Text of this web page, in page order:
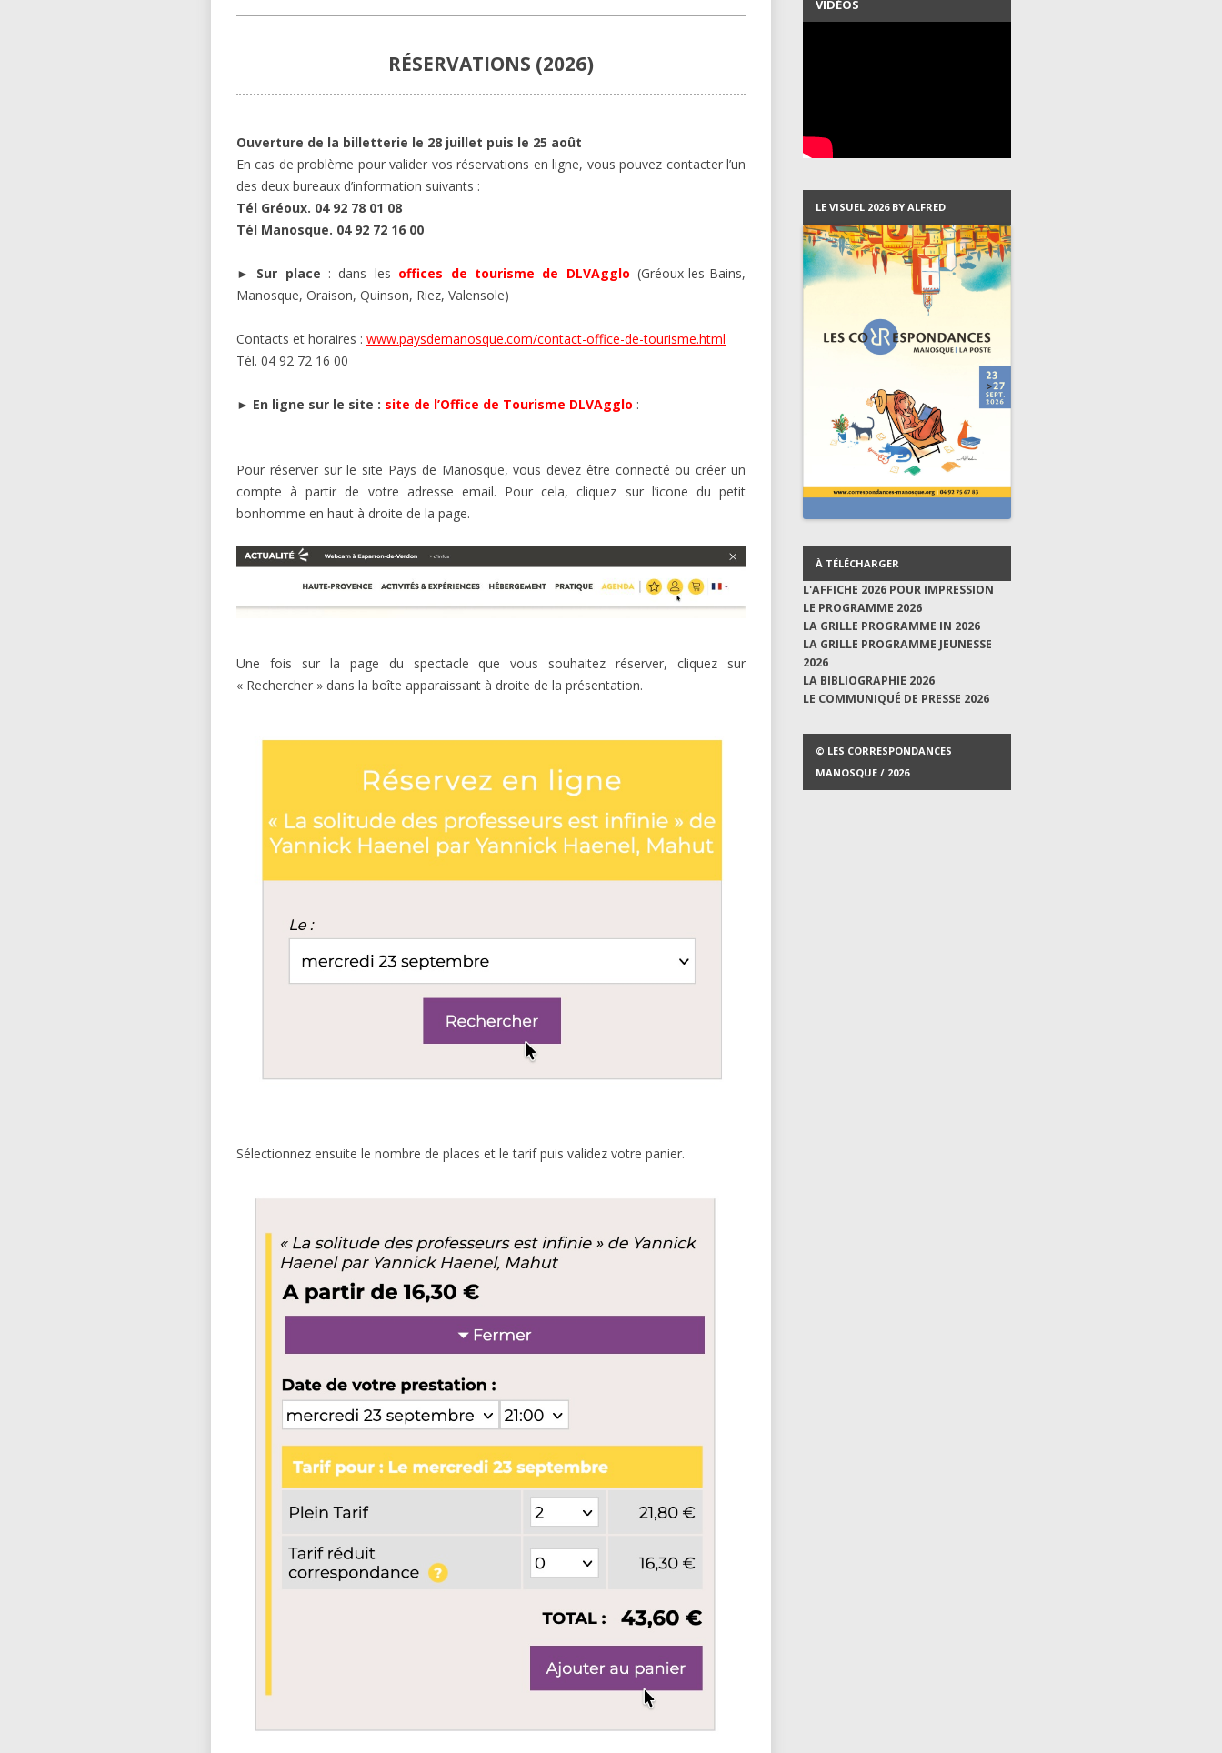
RÉALISATEURS,
MODÉRATION
LIBRAIRIES
RÉSERVATIONS (2026)
Ouverture de la billetterie le 28 juillet puis le 25 août
En cas de problème pour valider vos réservations en ligne, vous pouvez contacter l’un
des deux bureaux d’information suivants :
Tél Gréoux. 04 92 78 01 08
Tél Manosque. 04 92 72 16 00
► Sur place : dans les offices de tourisme de DLVAgglo (Gréoux-les-Bains,
Manosque, Oraison, Quinson, Riez, Valensole)
Contacts et horaires : www.paysdemanosque.com/contact-office-de-tourisme.html
Tél. 04 92 72 16 00
► En ligne sur le site : site de l’Office de Tourisme DLVAgglo :
Pour réserver sur le site Pays de Manosque, vous devez être connecté ou créer un
compte à partir de votre adresse email. Pour cela, cliquez sur l’icone du petit
bonhomme en haut à droite de la page.
Une fois sur la page du spectacle que vous souhaitez réserver, cliquez sur
« Rechercher » dans la boîte apparaissant à droite de la présentation.
Sélectionnez ensuite le nombre de places et le tarif puis validez votre panier.
LES PROGRAMMES DEPUIS
2007
VIDÉOS
LE VISUEL 2026 BY ALFRED
À TÉLÉCHARGER
L'AFFICHE 2026 POUR IMPRESSION
LE PROGRAMME 2026
LA GRILLE PROGRAMME IN 2026
LA GRILLE PROGRAMME JEUNESSE
2026
LA BIBLIOGRAPHIE 2026
LE COMMUNIQUÉ DE PRESSE 2026
© LES CORRESPONDANCES
MANOSQUE / 2026